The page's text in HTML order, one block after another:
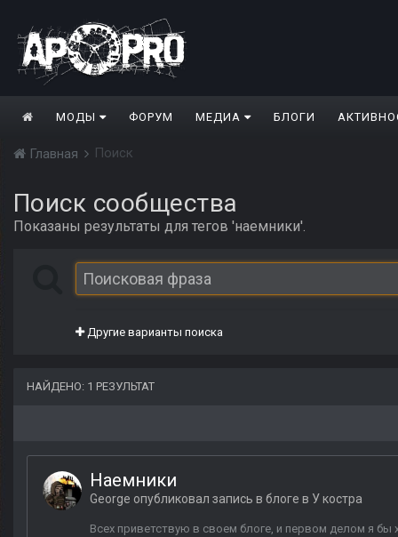
МОДЫ ФОРУМ МЕДИА БЛОГИ
Главная Поиск
Поиск сообщества
Показаны результаты для тегов 'наемники'.
Другие варианты поиска
НАЙДЕНО: 1 РЕЗУЛЬТАТ
Наемники
George опубликовал запись в блоге в У костра
Всех приветствую в своем блоге, и первом делом я бы